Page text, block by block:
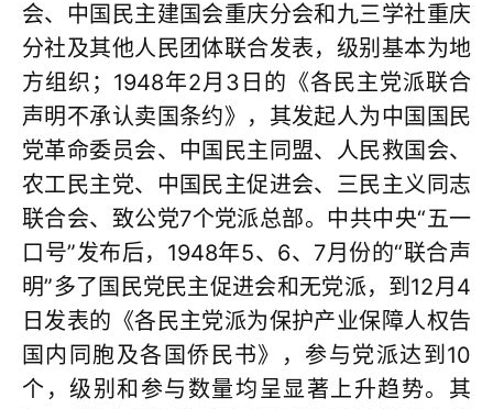
会、中国民主建国会重庆分会和九三学社重庆
分社及其他人民团体联合发表，级别基本为地
方组织；1948年2月3日的《各民主党派联合
声明不承认卖国条约》，其发起人为中国国民
党革命委员会、中国民主同盟、人民救国会、
农工民主党、中国民主促进会、三民主义同志
联合会、致公党7个党派总部。中共中央“五一
口号”发布后，1948年5、6、7月份的“联合声
明”多了国民党民主促进会和无党派，到12月4
日发表的《各民主党派为保护产业保障人权告
国内同胞及各国侨民书》，参与党派达到10
个，级别和参与数量均呈显著上升趋势。其